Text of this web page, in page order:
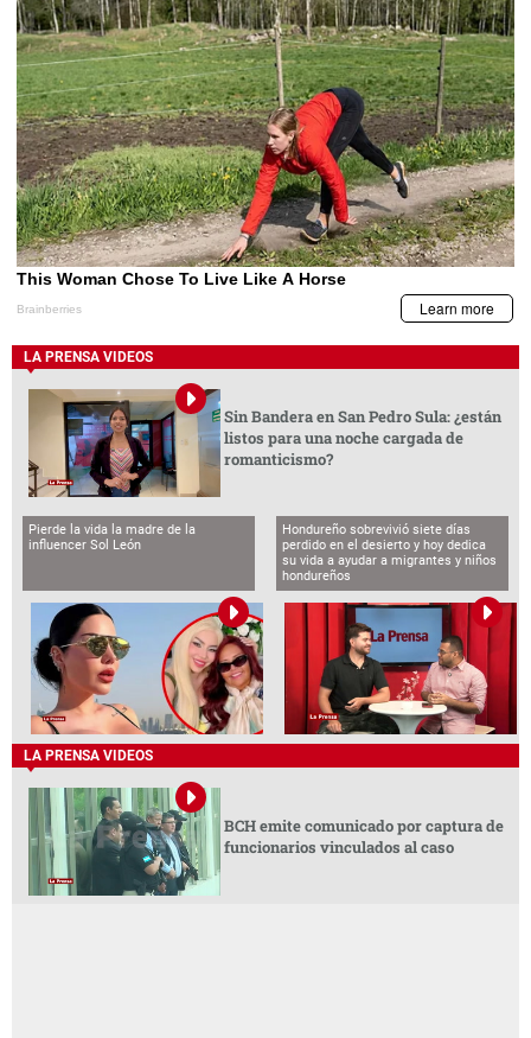
LA PRENSA VIDEOS
Sin Bandera en San Pedro Sula: ¿están
listos para una noche cargada de
romanticismo?
Pierde la vida la madre de la
influencer Sol León
Hondureño sobrevivió siete días
perdido en el desierto y hoy dedica
su vida a ayudar a migrantes y niños
hondureños
LA PRENSA VIDEOS
BCH emite comunicado por captura de
funcionarios vinculados al caso